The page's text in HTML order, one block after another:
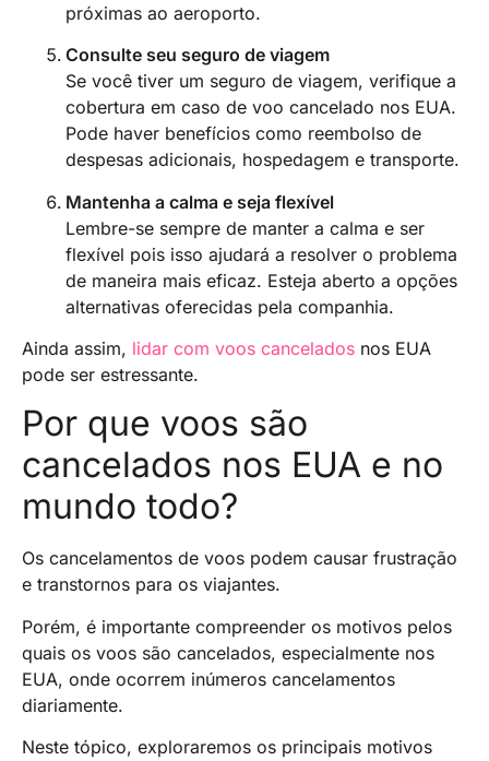
próximas ao aeroporto.
Consulte seu seguro de viagem
Se você tiver um seguro de viagem, verifique a
cobertura em caso de voo cancelado nos EUA.
Pode haver benefícios como reembolso de
despesas adicionais, hospedagem e transporte.
Mantenha a calma e seja flexível
Lembre-se sempre de manter a calma e ser
flexível pois isso ajudará a resolver o problema
de maneira mais eficaz. Esteja aberto a opções
alternativas oferecidas pela companhia.
Ainda assim, lidar com voos cancelados nos EUA
pode ser estressante.
Por que voos são
cancelados nos EUA e no
mundo todo?
Os cancelamentos de voos podem causar frustração
e transtornos para os viajantes.
Porém, é importante compreender os motivos pelos
quais os voos são cancelados, especialmente nos
EUA, onde ocorrem inúmeros cancelamentos
diariamente.
Neste tópico, exploraremos os principais motivos